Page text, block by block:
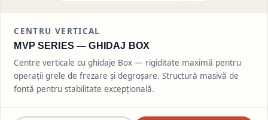
CENTRU VERTICAL
MVP SERIES —GHIDAJ BOX
Centre verticale cu ghidaje Box — rigiditate maximă pentru
operații grele de frezare și degroșare. Structură masivă de
fontă pentru stabilitate excepțională.